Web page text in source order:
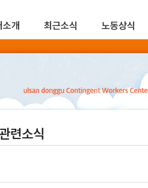
소개 최근소식 노동상식
련소식